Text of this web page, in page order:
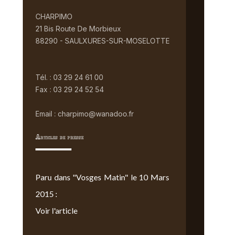
CHARPIMO
21 Bis Route De Morbieux
88290 - SAULXURES-SUR-MOSELOTTE
Tél. : 03 29 24 61 00
Fax : 03 29 24 52 54
Email : charpimo@wanadoo.fr
Articles de presse
Paru dans "Vosges Matin" le 10 Mars
2015 :
Voir l'article